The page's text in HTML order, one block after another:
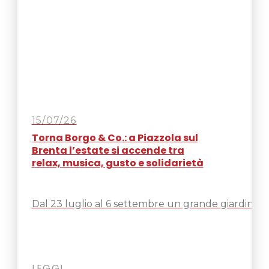
15/07/26
Torna Borgo & Co.: a Piazzola sul
Brenta l’estate si accende tra
relax, musica, gusto e solidarietà
Dal 23 luglio al 6 settembre un grande giardino